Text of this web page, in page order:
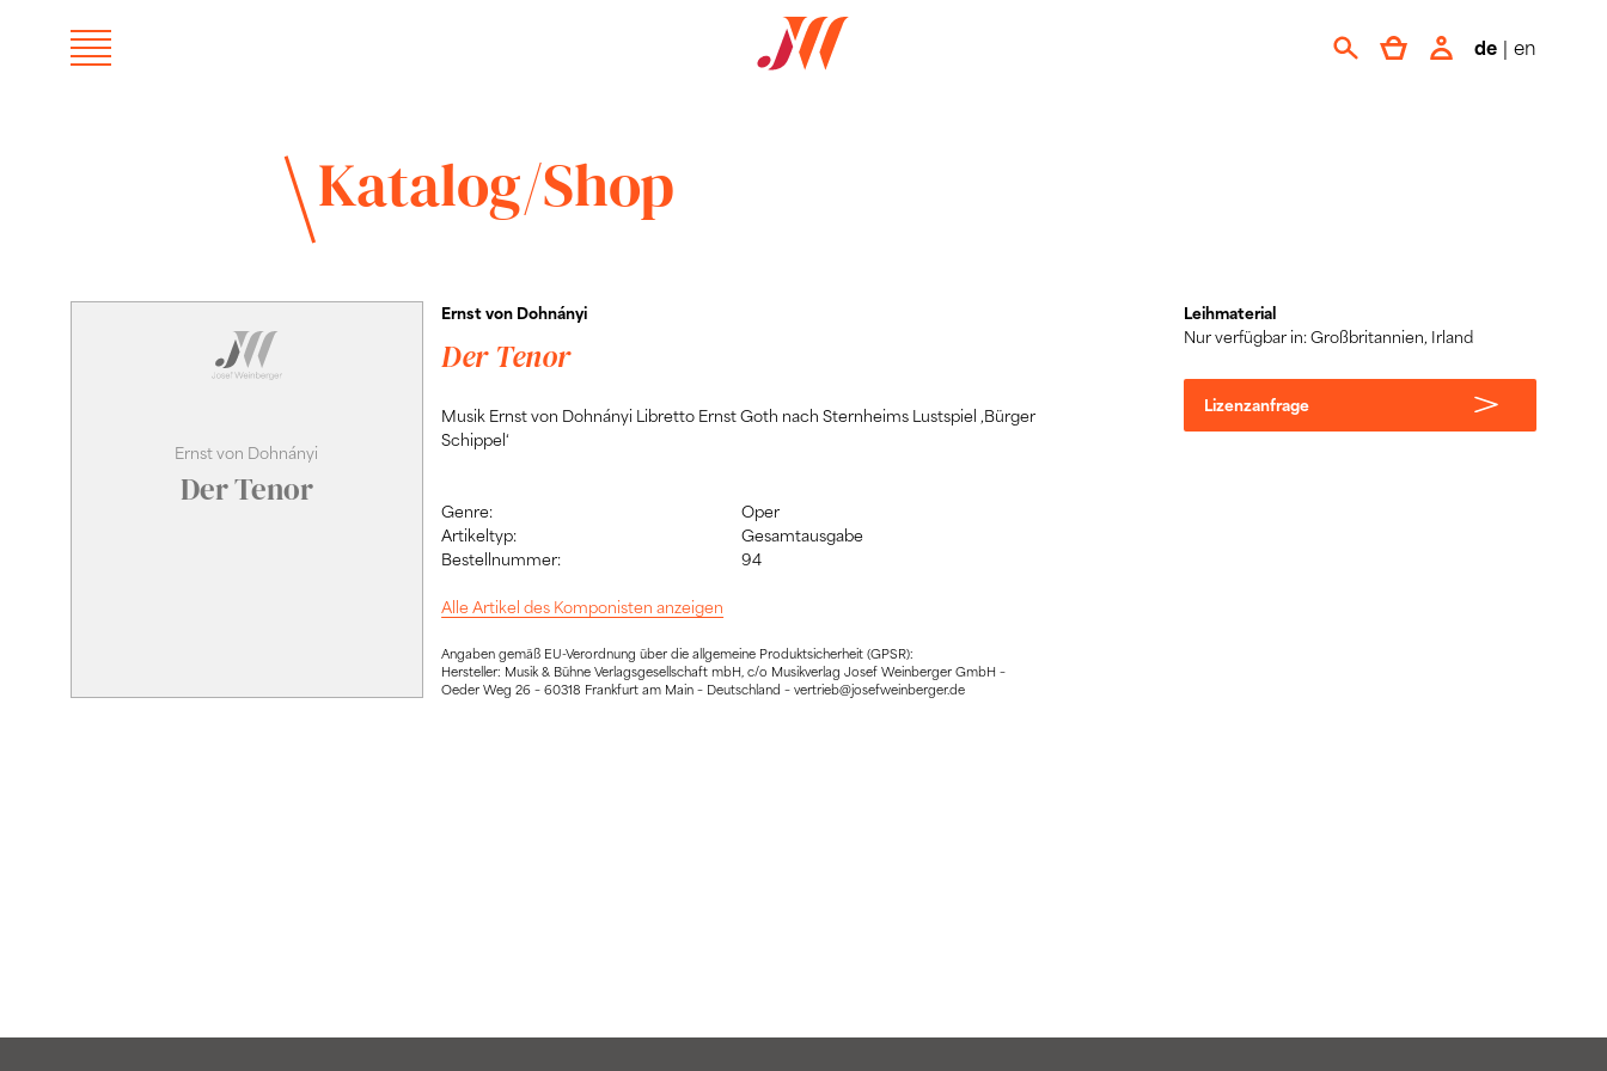
de | en
Katalog/Shop
Ernst von Dohnányi
Der Tenor
Ernst von Dohnányi
Der Tenor
Musik Ernst von Dohnányi Libretto Ernst Goth nach Sternheims Lustspiel ‚Bürger
Schippel‘
Genre:
Oper
Artikeltyp:
Gesamtausgabe
Bestellnummer:
94
Alle Artikel des Komponisten anzeigen
Angaben gemäß EU-Verordnung über die allgemeine Produktsicherheit (GPSR):
Hersteller: Musik & Bühne Verlagsgesellschaft mbH, c/o Musikverlag Josef Weinberger GmbH –
Oeder Weg 26 – 60318 Frankfurt am Main – Deutschland – vertrieb@josefweinberger.de
Leihmaterial
Nur verfügbar in: Großbritannien, Irland
Lizenzanfrage